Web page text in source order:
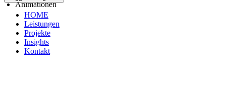
HOME
Leistungen
Projekte
Insights
Kontakt
Animationen